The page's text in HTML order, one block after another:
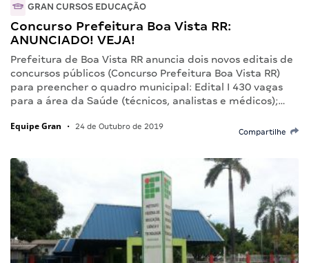
GRAN CURSOS EDUCAÇÃO
Concurso Prefeitura Boa Vista RR:
ANUNCIADO! VEJA!
Prefeitura de Boa Vista RR anuncia dois novos editais de
concursos públicos (Concurso Prefeitura Boa Vista RR)
para preencher o quadro municipal: Edital I 430 vagas
para a área da Saúde (técnicos, analistas e médicos);…
Equipe Gran • 24 de Outubro de 2019
Compartilhe